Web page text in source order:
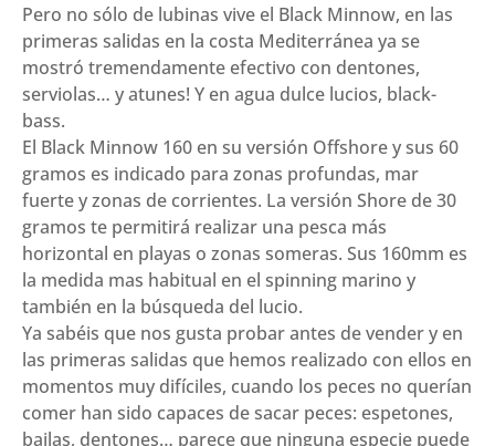
Pero no sólo de lubinas vive el Black Minnow, en las
primeras salidas en la costa Mediterránea ya se
mostró tremendamente efectivo con dentones,
serviolas… y atunes! Y en agua dulce lucios, black-
bass.
El Black Minnow 160 en su versión Offshore y sus 60
gramos es indicado para zonas profundas, mar
fuerte y zonas de corrientes. La versión Shore de 30
gramos te permitirá realizar una pesca más
horizontal en playas o zonas someras. Sus 160mm es
la medida mas habitual en el spinning marino y
también en la búsqueda del lucio.
Ya sabéis que nos gusta probar antes de vender y en
las primeras salidas que hemos realizado con ellos en
momentos muy difíciles, cuando los peces no querían
comer han sido capaces de sacar peces: espetones,
bailas, dentones… parece que ninguna especie puede